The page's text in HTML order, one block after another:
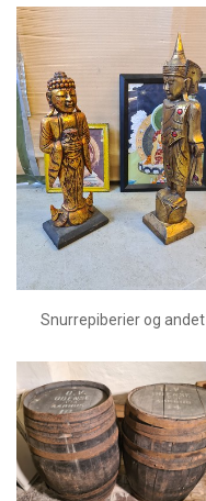
Snurrepiberier og andet